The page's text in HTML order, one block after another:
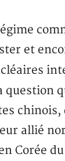
et
question
allié
Corée